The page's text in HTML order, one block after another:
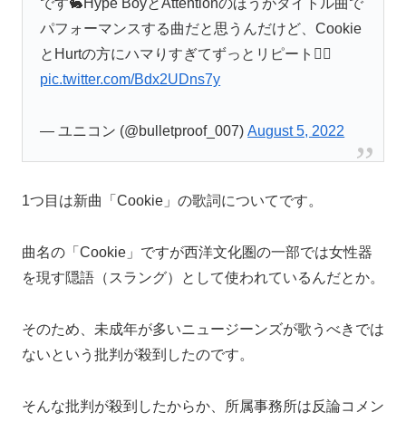
です🐇Hype BoyとAttentionのほうがタイトル曲で
パフォーマンスする曲だと思うんだけど、Cookie
とHurtの方にハマりすぎてずっとリピート❤️‍🔥
pic.twitter.com/Bdx2UDns7y
— ユニコン (@bulletproof_007)August 5, 2022
1つ目は新曲「Cookie」の歌詞についてです。
曲名の「Cookie」ですが西洋文化圏の一部では女性器
を現す隠語（スラング）として使われているんだとか。
そのため、未成年が多いニュージーンズが歌うべきでは
ないという批判が殺到したのです。
そんな批判が殺到したからか、所属事務所は反論コメン